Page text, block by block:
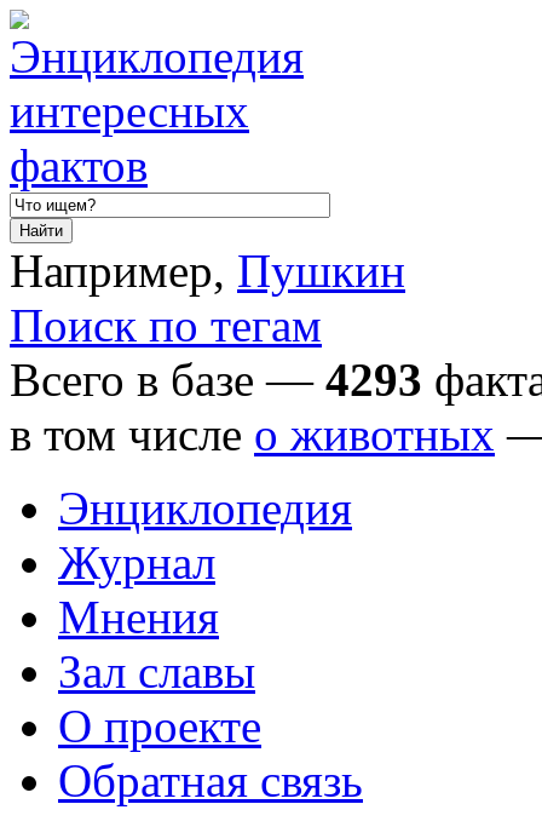
Например, Пушкин
Поиск по тегам
Всего в базе — 4293
в том числе о животных
Энциклопедия
Журнал
Мнения
Зал славы
О проекте
Обратная связь